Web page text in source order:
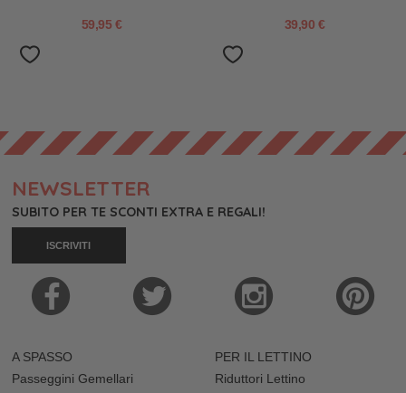
59,95 €
180x150cm - dalla Nascita
39,90 €
NEWSLETTER
SUBITO PER TE SCONTI EXTRA E REGALI!
ISCRIVITI
A SPASSO
Passeggini Gemellari
PER IL LETTINO
Riduttori Lettino